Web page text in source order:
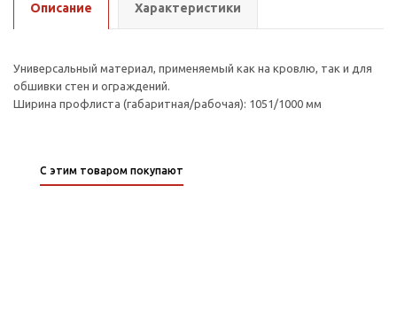
Описание Характеристики
Универсальный материал, применяемый как на кровлю, так и для
обшивки стен и ограждений.
Ширина профлиста (габаритная/рабочая): 1051/1000 мм
С этим товаром покупают